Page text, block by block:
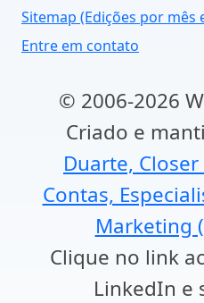
Sitemap (Edições por mês
Entre em contato
© 2006-2026
Criado e
Duarte,
Contas,
Marketing
Clique no link
LinkedIn e